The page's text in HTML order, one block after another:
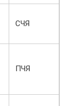
СЧЯ
ПЧЯ